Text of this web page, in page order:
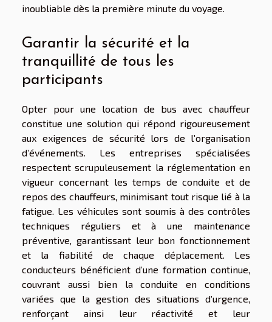
inoubliable dès la première minute du voyage.
Garantir la sécurité et la
tranquillité de tous les
participants
Opter pour une location de bus avec chauffeur
constitue une solution qui répond rigoureusement
aux exigences de sécurité lors de l’organisation
d’événements. Les entreprises spécialisées
respectent scrupuleusement la réglementation en
vigueur concernant les temps de conduite et de
repos des chauffeurs, minimisant tout risque lié à la
fatigue. Les véhicules sont soumis à des contrôles
techniques réguliers et à une maintenance
préventive, garantissant leur bon fonctionnement
et la fiabilité de chaque déplacement. Les
conducteurs bénéficient d’une formation continue,
couvrant aussi bien la conduite en conditions
variées que la gestion des situations d’urgence,
renforçant ainsi leur réactivité et leur